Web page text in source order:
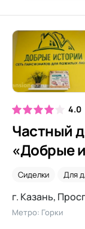
4.0
Частный
«Добрые
Сиделки Для
г. Казань,
Метро: Горки